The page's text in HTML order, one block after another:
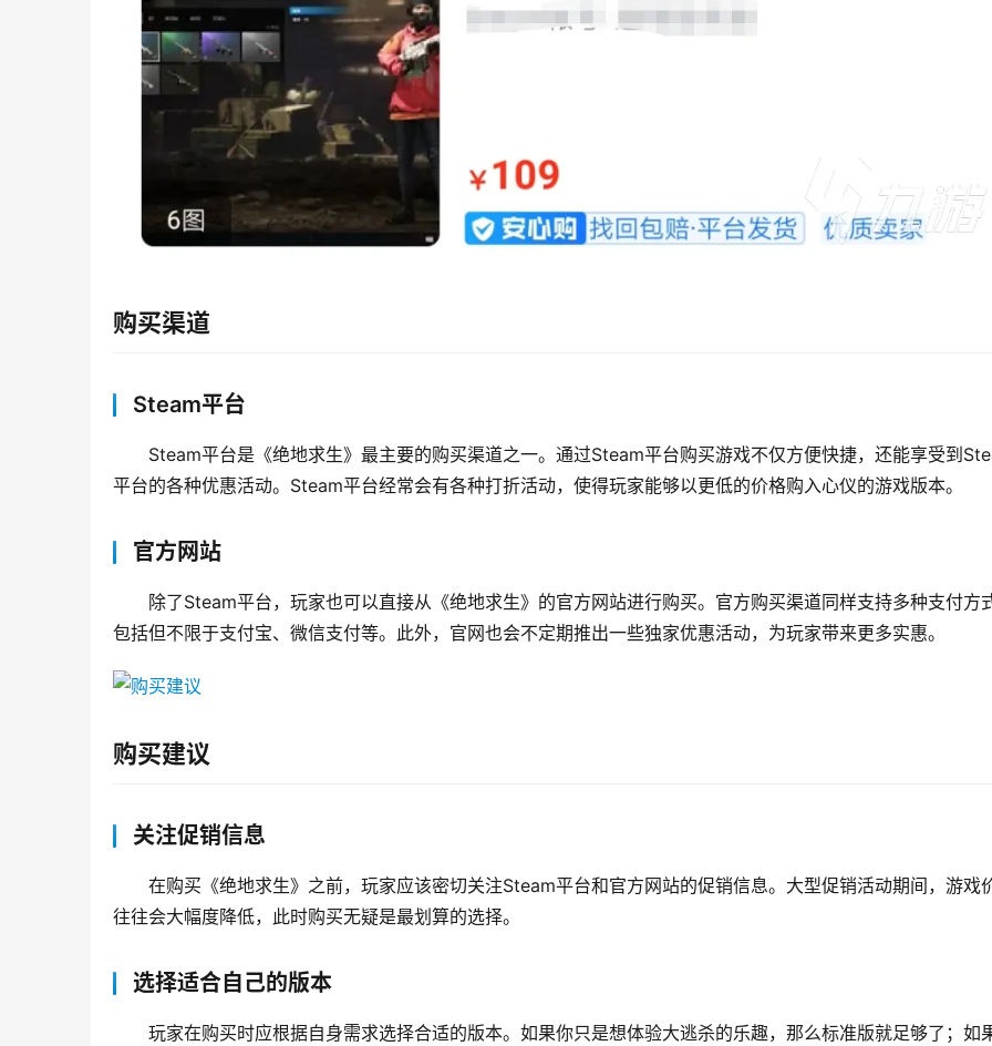
购买渠道
Steam平台
Steam平台是《绝地求生》最主要的购买渠道之一。通过Steam平台购买游戏不仅方便快捷，还能享受到
平台的各种优惠活动。Steam平台经常会有各种打折活动，使得玩家能够以更低的价格购入心仪的游戏版本。
官方网站
除了Steam平台，玩家也可以直接从《绝地求生》的官方网站进行购买。官方购买渠道同样支持多种支付方式
包括但不限于支付宝、微信支付等。此外，官网也会不定期推出一些独家优惠活动，为玩家带来更多实惠。
购买建议
关注促销信息
在购买《绝地求生》之前，玩家应该密切关注Steam平台和官方网站的促销信息。大型促销活动期间，游戏
往往会大幅度降低，此时购买无疑是最划算的选择。
选择适合自己的版本
玩家在购买时应根据自身需求选择合适的版本。如果你只是想体验大逃杀的乐趣，那么标准版就足够了；如